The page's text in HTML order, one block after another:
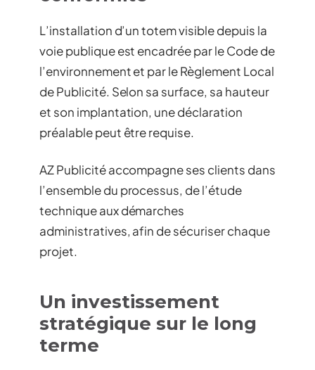
L’installation d’un totem visible depuis la
voie publique est encadrée par le Code de
l’environnement et par le Règlement Local
de Publicité. Selon sa surface, sa hauteur
et son implantation, une déclaration
préalable peut être requise.
AZ Publicité accompagne ses clients dans
l’ensemble du processus, de l’étude
technique aux démarches
administratives, afin de sécuriser chaque
projet.
Un investissement
stratégique sur le long
terme